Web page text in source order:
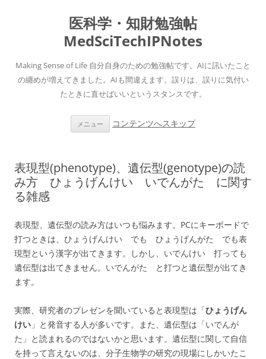
医科学・知財勉強帖
MedSciTechIPNotes
Making Sense of Life 自分自身のための勉強帖です。AIに訊いたこと
の纏めが増えてきました。AIも間違えます。誤りは、誤りに気付い
たときに直せばいいというスタンスです。
メニュー コンテンツへスキップ
表現型(phenotype)、遺伝型(genotype)の読
み方 ひょうげんけい いでんがた に関す
る雑感
表現型、遺伝型の読み方はいつも悩みます。PCにキーボードで
打つときは、ひょうげんけい でも ひょうげんがた でも表
現型という漢字が出てきます。しかし、いでんけい 打っても
遺伝型は出てきません。いでんがた と打つと遺伝型が出てき
ます。
実際、研究者のプレゼンを聞いていると表現型は「ひょうげん
けい 」と発音する人が多いです。また、遺伝型は「いでんが
た」と読まれるのではないかと思います。遺伝型に関して自信
を持って言えないのは、分子生物学の研究の現場にしかいたこ